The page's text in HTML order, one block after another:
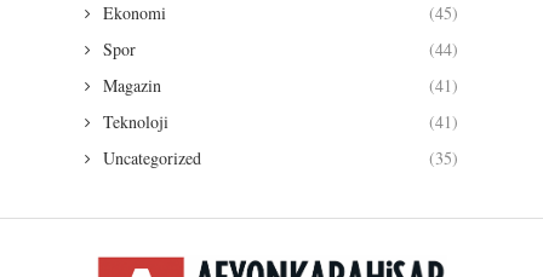
Ekonomi
(45)
Spor
(44)
Magazin
(41)
Teknoloji
(41)
Uncategorized
(35)